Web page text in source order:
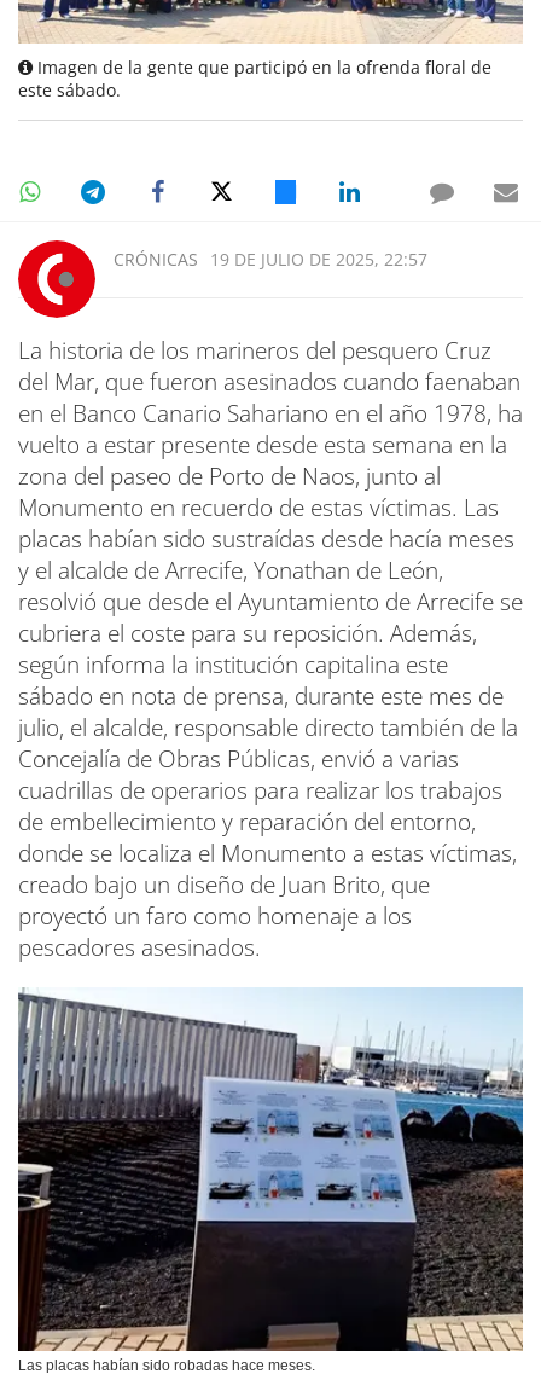
Imagen de la gente que participó en la ofrenda floral de
este sábado.
CRÓNICAS 19 DE JULIO DE 2025, 22:57
La historia de los marineros del pesquero Cruz
del Mar, que fueron asesinados cuando faenaban
en el Banco Canario Sahariano en el año 1978, ha
vuelto a estar presente desde esta semana en la
zona del paseo de Porto de Naos, junto al
Monumento en recuerdo de estas víctimas. Las
placas habían sido sustraídas desde hacía meses
y el alcalde de Arrecife, Yonathan de León,
resolvió que desde el Ayuntamiento de Arrecife se
cubriera el coste para su reposición. Además,
según informa la institución capitalina este
sábado en nota de prensa, durante este mes de
julio, el alcalde, responsable directo también de la
Concejalía de Obras Públicas, envió a varias
cuadrillas de operarios para realizar los trabajos
de embellecimiento y reparación del entorno,
donde se localiza el Monumento a estas víctimas,
creado bajo un diseño de Juan Brito, que
proyectó un faro como homenaje a los
pescadores asesinados.
Las placas habían sido robadas hace meses.